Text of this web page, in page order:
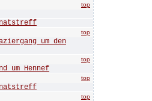
top
top
um den
top
Hennef
top
top